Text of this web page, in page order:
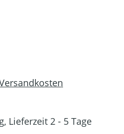
Lieferzeit 2 - 5 Tage